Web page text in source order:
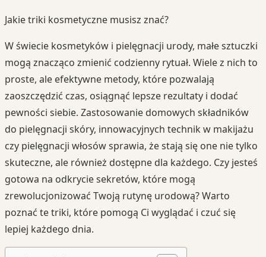
Jakie triki kosmetyczne musisz znać?
W świecie kosmetyków i pielęgnacji urody, małe sztuczki
mogą znacząco zmienić codzienny rytuał. Wiele z nich to
proste, ale efektywne metody, które pozwalają
zaoszczędzić czas, osiągnąć lepsze rezultaty i dodać
pewności siebie. Zastosowanie domowych składników
do pielęgnacji skóry, innowacyjnych technik w makijażu
czy pielęgnacji włosów sprawia, że stają się one nie tylko
skuteczne, ale również dostępne dla każdego. Czy jesteś
gotowa na odkrycie sekretów, które mogą
zrewolucjonizować Twoją rutynę urodową? Warto
poznać te triki, które pomogą Ci wyglądać i czuć się
lepiej każdego dnia.